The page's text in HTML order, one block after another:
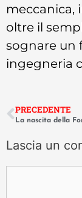
meccanica,
oltre il
sognare un
ingegneria
PRECEDENTE
Lascia un